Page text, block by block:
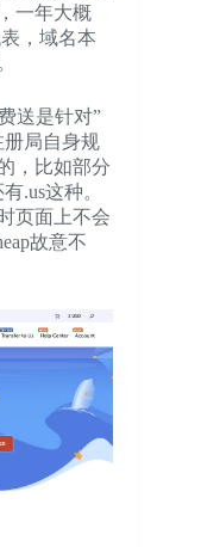
一年大概
，域名本
送是针对”
册局自身规
，比如部分
.us这种。
页面上不会
故意不